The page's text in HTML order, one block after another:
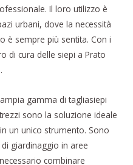
Il loro utilizzo è
urbani, dove la necessità
è sempre più sentita. Con i
di cura delle siepi a Prato
gamma di tagliasiepi
sono la soluzione ideale
un unico strumento. Sono
giardinaggio in aree
combinare